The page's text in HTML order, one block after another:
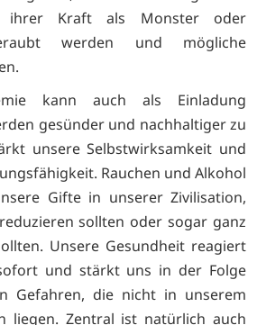
ihrer Kraft als Monster oder
werden und mögliche
kann auch als Einladung
gesünder und nachhaltiger zu
unsere Selbstwirksamkeit und
Rauchen und Alkohol
Gifte in unserer Zivilisation,
sollten oder sogar ganz
Unsere Gesundheit reagiert
und stärkt uns in der Folge
Gefahren, die nicht in unserem
liegen. Zentral ist natürlich auch